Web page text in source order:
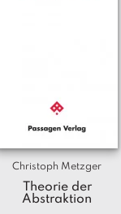
Christoph Metzger
Theorie der
Abstraktion